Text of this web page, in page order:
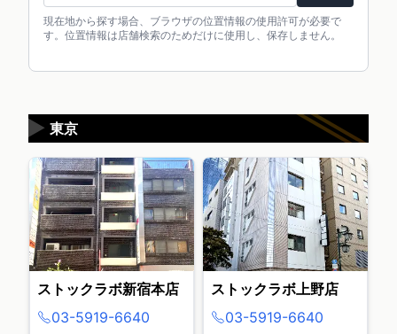
現在地から探す場合、ブラウザの位置情報の使用許可が必要で
す。位置情報は店舗検索のためだけに使用し、保存しません。
東京
▶
ストックラボ新宿本店
03-5919-6640
ストックラボ上野店
03-5919-6640